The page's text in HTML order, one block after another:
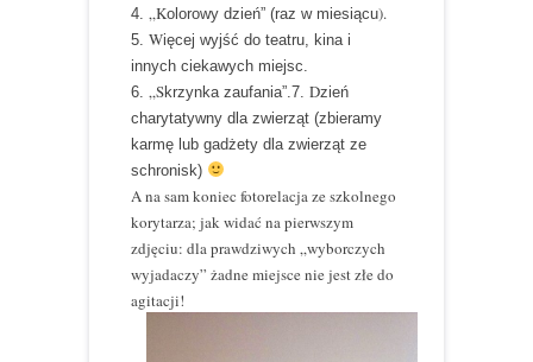
4. „Kolorowy dzień” (raz w miesiącu).
5. Więcej wyjść do teatru, kina i
innych ciekawych miejsc.
6. „Skrzynka zaufania”.7. Dzień
charytatywny dla zwierząt (zbieramy
karmę lub gadżety dla zwierząt ze
schronisk)
A na sam koniec fotorelacja ze szkolnego
korytarza; jak widać na pierwszym
zdjęciu: dla prawdziwych „wyborczych
wyjadaczy” żadne miejsce nie jest złe do
agitacji!